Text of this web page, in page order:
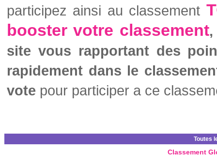
participez ainsi au classement
booster votre classement,
site vous rapportant des
rapidement dans le
vote pour participer a ce
Toutes
Classement